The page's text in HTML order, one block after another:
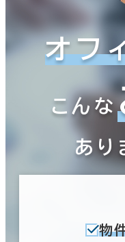
オフ
こんな
あり
物